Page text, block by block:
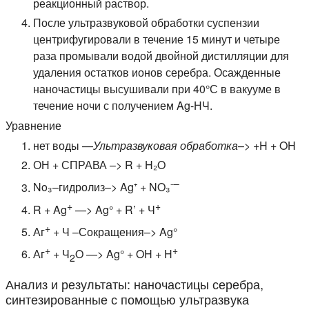
реакционный раствор.
После ультразвуковой обработки суспензии
центрифугировали в течение 15 минут и четыре
раза промывали водой двойной дистилляции для
удаления остатков ионов серебра. Осажденные
наночастицы высушивали при 40°С в вакууме в
течение ночи с получением Ag-НЧ.
Уравнение
нет воды —Ультразвуковая обработка–> +H + OH
ОН + СПРАВА –> R + H₂O
No₃–гидролиз–> Ag⁺ + NO₃⁻–
R + Ag+ —> Ag° + R’ + Ч+
Аг+ + Ч –Сокращения–> Ag°
Аг+ + Ч2O —> Ag° + OH + H+
Анализ и результаты: наночастицы серебра,
синтезированные с помощью ультразвука